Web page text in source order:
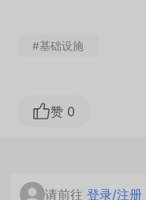
#基础设施
赞 0
请前往登录/注册